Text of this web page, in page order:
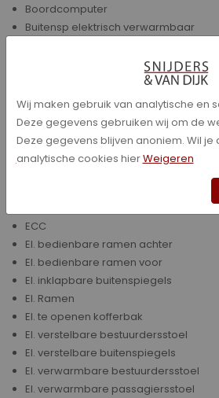
Boordcomputer
Buitensp elektrisch verwarmbaar
Buitenspiegels met instapverlichting
Chroom delen exterieur
chroom delen interieur
Climate control
Climate control (analoog)
Cruise control
ECC
El. bedienbare ramen achter
El. bedienbare ramen voor
El. inklapbare buitenspiegels
El. Ramen
El. te openen kofferbak
El. verstelbare bestuurdersstoel
El. verstelbare buitenspiegels
El. verwarmbare bestuurdersstoel
El. verwarmbare passagiersstoel
Wij maken gebruik van analytische en
Deze gegevens gebruiken wij om de
Deze gegevens blijven anoniem. Wil je
analytische cookies hierWeigeren